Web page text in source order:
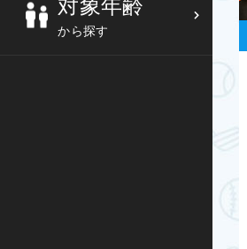
四国
フトテニス
25 26 27
対象年齢
から探す